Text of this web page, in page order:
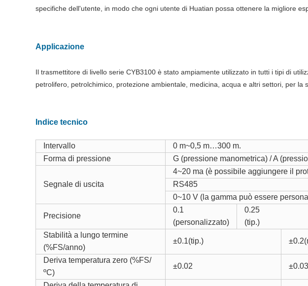
specifiche dell'utente, in modo che ogni utente di Huatian possa ottenere la migliore
Applicazione
Il trasmettitore di livello serie CYB3100 è stato ampiamente utilizzato in tutti i tipi di
petrolifero, petrolchimico, protezione ambientale, medicina, acqua e altri settori, per la
Indice tecnico
Intervallo 0 m~0,5 m…300 m.
Forma di pressione
G (pressione manometrica) / A
Segnale di uscita
4~20 ma (è possibile aggiungere il
RS485
0~10 V (la gamma può essere
Precisione
0.1
(personalizzato)
0.25
(tip.)
Stabilità a lungo termine
(%FS/anno)
±0.1(tip.)
Deriva temperatura zero (%FS/
ºC)
±0.02 ±0.03